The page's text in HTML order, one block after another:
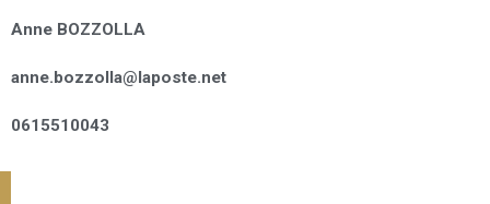
Anne BOZZOLLA
anne.bozzolla@laposte.net
0615510043